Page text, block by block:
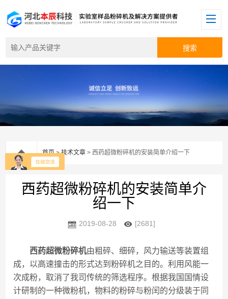
首页>技术文章 > 西药超微粉碎机的安装简单介绍一下
西药超微粉碎机的安装简单介
绍一下
2019-08-28 [2681]
西药超微粉碎机由粗碎、细碎，风力输送等装置组
成，以高速撞击的形式达到粉碎机之目的。利用风能一
次成粉，取消了我司传统的筛选程序。根据我国国情设
计研制的一种微粉机，物料的粉碎与粉闰的分级装于同